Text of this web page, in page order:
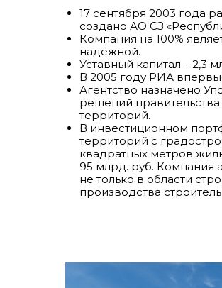
17 сентября 2003 года
создано АО СЗ
Компания на 100%
надёжной.
Уставный капитал – 2,3
В 2005 году РИА
Агентство назначено
решений
территорий.
В инвестиционном
территорий с
квадратных метров
95 млрд. руб. Компания
не только в области
производства